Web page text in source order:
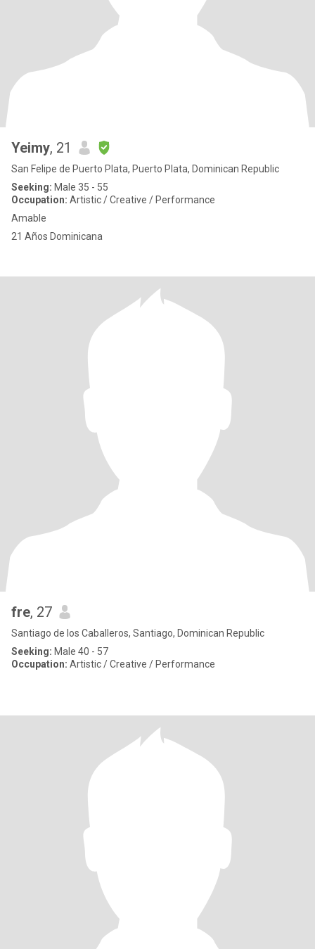
Yeimy, 21
San Felipe de Puerto Plata, Puerto Plata, Dominican Republic
Seeking: Male 35 - 55
Occupation: Artistic / Creative / Performance
Amable
21 Años Dominicana
fre, 27
Santiago de los Caballeros, Santiago, Dominican Republic
Seeking: Male 40 - 57
Occupation: Artistic / Creative / Performance